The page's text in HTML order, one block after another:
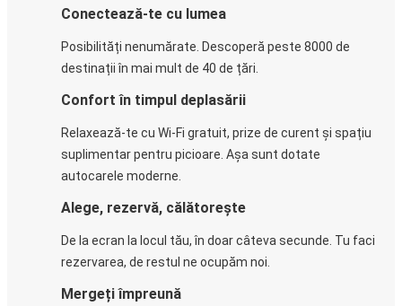
Conectează-te cu lumea
Posibilități nenumărate. Descoperă peste 8000 de
destinații în mai mult de 40 de țări.
Confort în timpul deplasării
Relaxează-te cu Wi-Fi gratuit, prize de curent și spațiu
suplimentar pentru picioare. Așa sunt dotate
autocarele moderne.
Alege, rezervă, călătorește
De la ecran la locul tău, în doar câteva secunde. Tu faci
rezervarea, de restul ne ocupăm noi.
Mergeți împreună